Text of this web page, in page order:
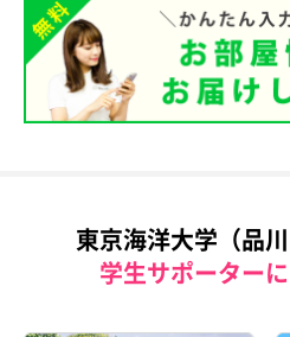
東京海洋大学（品
学生サポーター